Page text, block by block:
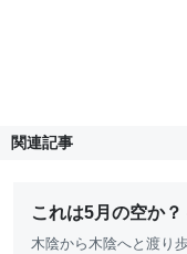
関連記事
これは5月の空か？
木陰から木陰へと渡り